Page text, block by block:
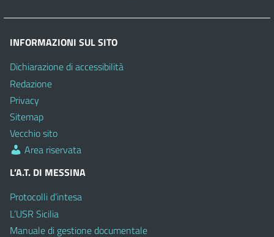
INFORMAZIONI SUL SITO
Dichiarazione di accessibilità
Redazione
Privacy
Sitemap
Vecchio sito
Area riservata
L’A.T. DI MESSINA
Protocolli d’intesa
L’USR Sicilia
Manuale di gestione documentale